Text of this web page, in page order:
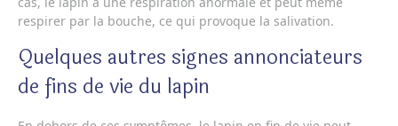
respirer par la bouche, ce qui provoque la salivation.
Quelques autres signes annonciateurs
de fins de vie du lapin